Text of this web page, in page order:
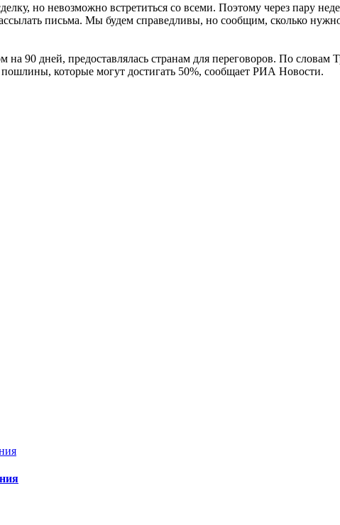
но невозможно встретиться со всеми. Поэтому через пару
письма. Мы будем справедливы, но сообщим, сколько
на 90 дней, предоставлялась странам для переговоров. По
пошлины, которые могут достигать 50%, сообщает РИА Новости.